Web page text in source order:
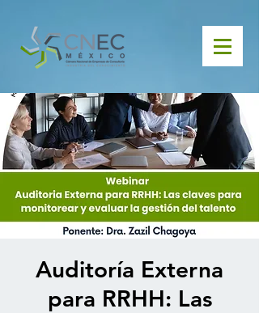
Auditoría Externa
para RRHH: Las